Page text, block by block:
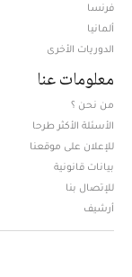
فرنسا
ألمانيا
الدوريات الأخرى
معلومات عنا
من نحن ؟
الأسئلة الأكثر طرحا
للإعلان على موقعنا
بيانات قانونية
للإتصال بنا
أرشيف